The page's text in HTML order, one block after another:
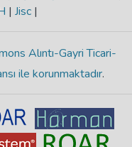
| Jisc |
Alıntı-Gayri Ticari-
ile korunmaktadır.